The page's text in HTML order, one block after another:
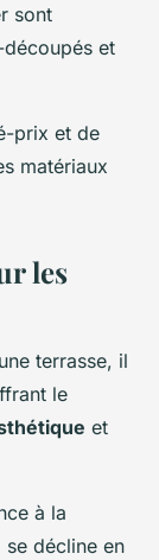
sont
et
prix et de
matériaux
les
terrasse, il
le
et
à la
décline en